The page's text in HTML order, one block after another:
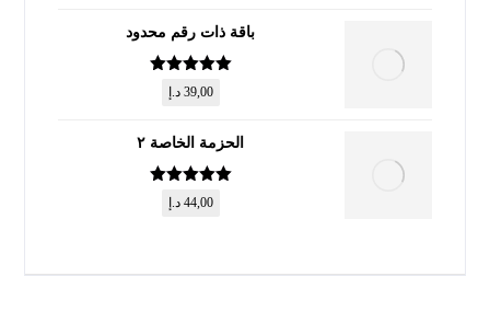
باقة ذات رقم محدود
تم التقييم
من 5
39,00 د.إ
الحزمة الخاصة ٢
تم التقييم
من 5
44,00 د.إ